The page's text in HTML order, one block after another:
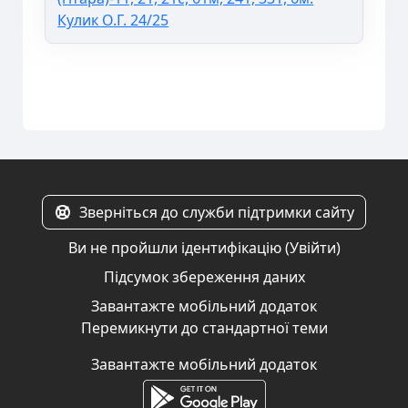
Кулик О.Г. 24/25
Зверніться до служби підтримки сайту
Ви не пройшли ідентифікацію (Увійти)
Підсумок збереження даних
Завантажте мобільний додаток
Перемикнути до стандартної теми
Завантажте мобільний додаток